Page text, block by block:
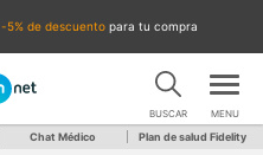
-5% de descuento para tu compra
BUSCAR MENU
Chat Médico Plan de salud Fidelity